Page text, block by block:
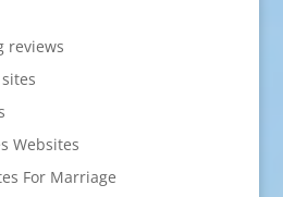
reviews
Websites
For Marriage